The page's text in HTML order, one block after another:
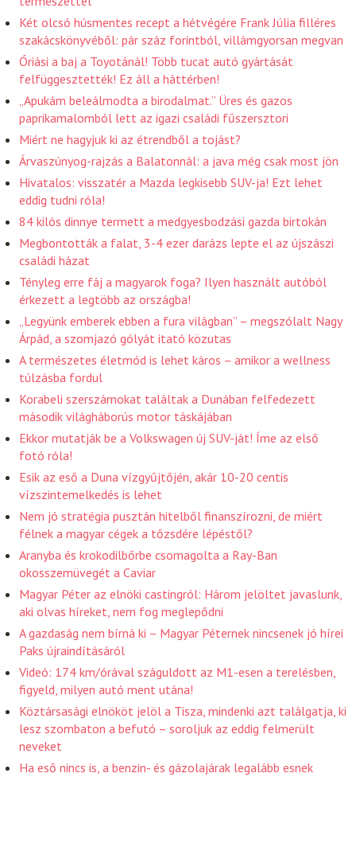
Két olcsó húsmentes recept a hétvégére Frank Júlia filléres
szakácskönyvéből: pár száz forintból, villámgyorsan megvan
Óriási a baj a Toyotánál! Több tucat autó gyártását
felfüggesztették! Ez áll a háttérben!
„Apukám beleálmodta a birodalmat.” Üres és gazos
paprikamalomból lett az igazi családi fűszersztori
Miért ne hagyjuk ki az étrendből a tojást?
Árvaszúnyog-rajzás a Balatonnál: a java még csak most jön
Hivatalos: visszatér a Mazda legkisebb SUV-ja! Ezt lehet
eddig tudni róla!
84 kilós dinnye termett a medgyesbodzási gazda birtokán
Megbontották a falat, 3-4 ezer darázs lepte el az újszászi
családi házat
Tényleg erre fáj a magyarok foga? Ilyen használt autóból
érkezett a legtöbb az országba!
„Legyünk emberek ebben a fura világban” – megszólalt Nagy
Árpád, a szomjazó gólyát itató közutas
A természetes életmód is lehet káros – amikor a wellness
túlzásba fordul
Korabeli szerszámokat találtak a Dunában felfedezett
második világháborús motor táskájában
Ekkor mutatják be a Volkswagen új SUV-ját! Íme az első
fotó róla!
Esik az eső a Duna vízgyűjtőjén, akár 10-20 centis
vízszintemelkedés is lehet
Nem jó stratégia pusztán hitelből finanszírozni, de miért
félnek a magyar cégek a tőzsdére lépéstől?
Aranyba és krokodilbőrbe csomagolta a Ray-Ban
okosszemüvegét a Caviar
Magyar Péter az elnöki castingról: Három jelöltet javaslunk,
aki olvas híreket, nem fog meglepődni
A gazdaság nem bírná ki – Magyar Péternek nincsenek jó hírei
Paks újraindításáról
Videó: 174 km/órával száguldott az M1-esen a terelésben,
figyeld, milyen autó ment utána!
Köztársasági elnököt jelöl a Tisza, mindenki azt találgatja, ki
lesz szombaton a befutó – soroljuk az eddig felmerült
neveket
Ha eső nincs is, a benzin- és gázolajárak legalább esnek